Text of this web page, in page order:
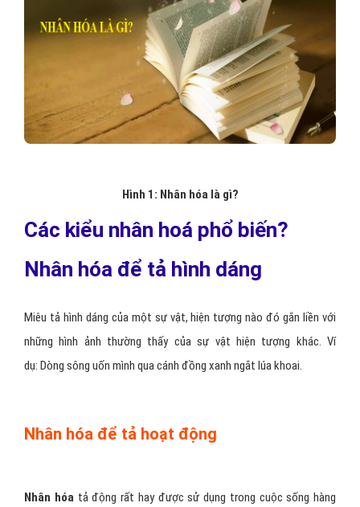
Hình 1: Nhân hóa là gì?
Các kiểu nhân hoá phổ biến?
Nhân hóa để tả hình dáng
Miêu tả hình dáng của một sự vật, hiện tượng nào đó gắn liền với
những hình ảnh thường thấy của sự vật hiện tượng khác. Ví
dụ: Dòng sông uốn mình qua cánh đồng xanh ngắt lúa khoai.
Nhân hóa để tả hoạt động
Nhân hóatả động rất hay được sử dụng trong cuộc sống hàng